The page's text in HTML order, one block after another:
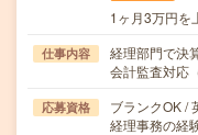
1ヶ月3万円を
仕事内容
経理部門で決
会計監査対応
応募資格
ブランクOK /
経理事務の経